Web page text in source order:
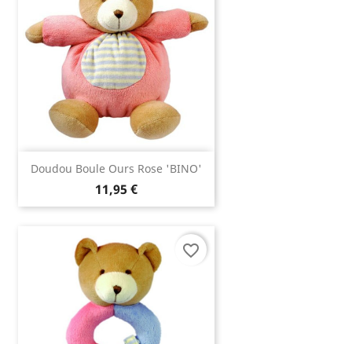
Doudou Boule Ours Rose 'BINO'
11,95 €
favorite_border